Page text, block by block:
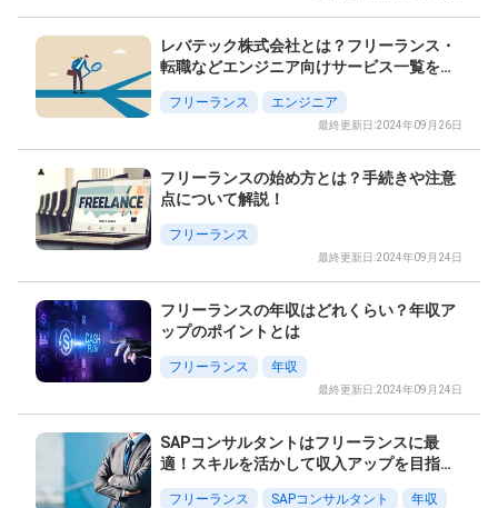
レバテック株式会社とは？フリーランス・
転職などエンジニア向けサービス一覧を紹
介！
フリーランス エンジニア
最終更新日:2024年09月26日
フリーランスの始め方とは？手続きや注意
点について解説！
フリーランス
最終更新日:2024年09月24日
フリーランスの年収はどれくらい？年収ア
ップのポイントとは
フリーランス 年収
最終更新日:2024年09月24日
SAPコンサルタントはフリーランスに最
適！スキルを活かして収入アップを目指そ
う
フリーランス SAPコンサルタント 年収